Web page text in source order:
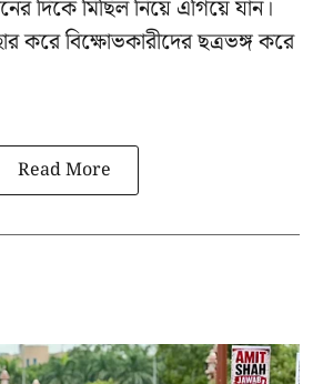
দিকে মিছিল নিয়ে এগিয়ে যান।
করে বিক্ষোভকারীদের ছত্রভঙ্গ করে
Read More